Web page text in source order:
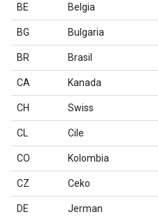
BE Belgia
BG Bulgaria
BR Brasil
CA Kanada
CH Swiss
CL Cile
CO Kolombia
CZ Ceko
DE Jerman